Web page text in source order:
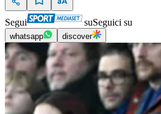
Segui suSeguici su
whatsapp discover